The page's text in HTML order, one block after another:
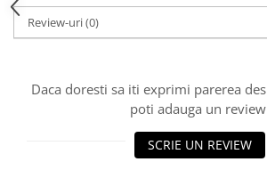
Review-uri(0)
Daca doresti sa iti exprimi parerea
poti adauga un
SCRIE UN REVIEW